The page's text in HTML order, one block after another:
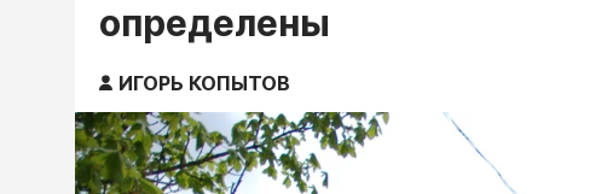
определены
ИГОРЬ КОПЫТОВ